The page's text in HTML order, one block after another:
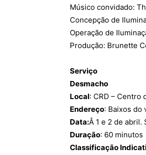
Músico convidado:
Concepção de
Operação de
Produção: Brunette
Serviço
Desmacho
Local: CRD – Centro
Endereço: Baixos do
Data:Â 1 e 2 de abril.
Duração: 60 minutos
Classificação